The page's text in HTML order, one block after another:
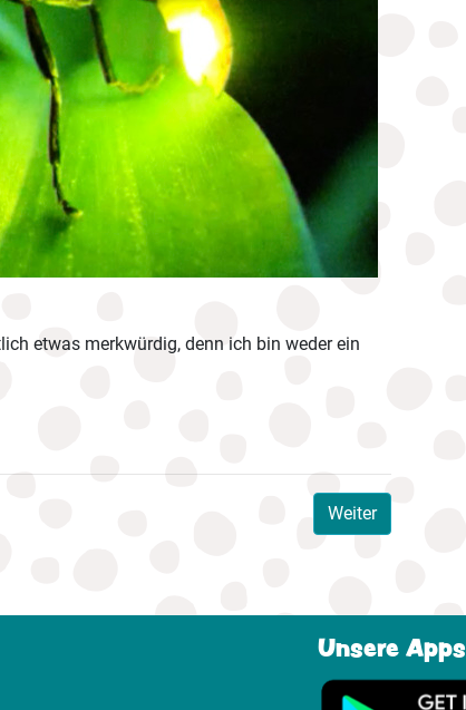
etwas merkwürdig, denn ich bin weder ein
Weiter
Unsere Apps